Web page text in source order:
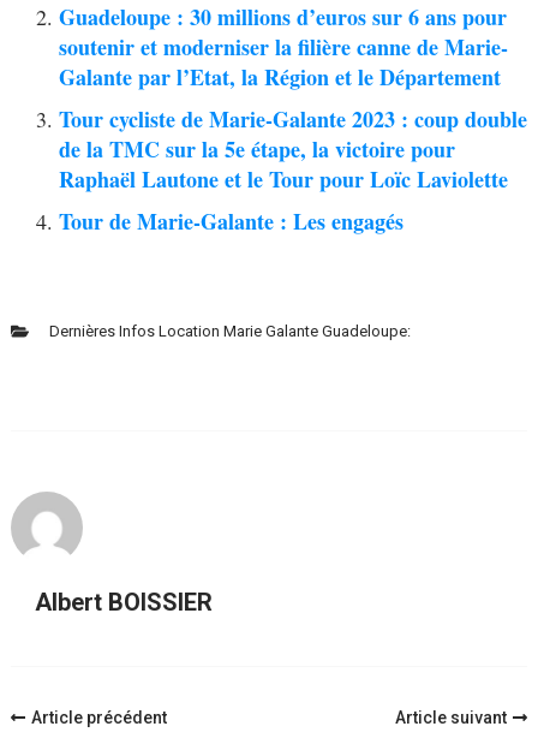
Guadeloupe : 30 millions d’euros sur 6 ans pour
soutenir et moderniser la filière canne de Marie-
Galante par l’Etat, la Région et le Département
Tour cycliste de Marie-Galante 2023 : coup double
de la TMC sur la 5e étape, la victoire pour
Raphaël Lautone et le Tour pour Loïc Laviolette
Tour de Marie-Galante : Les engagés
Dernières Infos Location Marie Galante Guadeloupe:
Albert BOISSIER
Navigation
Article précédent Article suivant